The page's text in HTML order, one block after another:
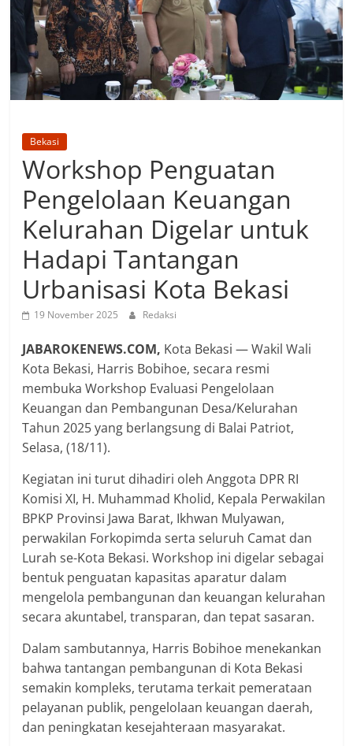
Bekasi
Workshop Penguatan
Pengelolaan Keuangan
Kelurahan Digelar untuk
Hadapi Tantangan
Urbanisasi Kota Bekasi
19 November 2025 Redaksi
JABAROKENEWS.COM, Kota Bekasi — Wakil Wali
Kota Bekasi, Harris Bobihoe, secara resmi
membuka Workshop Evaluasi Pengelolaan
Keuangan dan Pembangunan Desa/Kelurahan
Tahun 2025 yang berlangsung di Balai Patriot,
Selasa, (18/11).
Kegiatan ini turut dihadiri oleh Anggota DPR RI
Komisi XI, H. Muhammad Kholid, Kepala Perwakilan
BPKP Provinsi Jawa Barat, Ikhwan Mulyawan,
perwakilan Forkopimda serta seluruh Camat dan
Lurah se-Kota Bekasi. Workshop ini digelar sebagai
bentuk penguatan kapasitas aparatur dalam
mengelola pembangunan dan keuangan kelurahan
secara akuntabel, transparan, dan tepat sasaran.
Dalam sambutannya, Harris Bobihoe menekankan
bahwa tantangan pembangunan di Kota Bekasi
semakin kompleks, terutama terkait pemerataan
pelayanan publik, pengelolaan keuangan daerah,
dan peningkatan kesejahteraan masyarakat.